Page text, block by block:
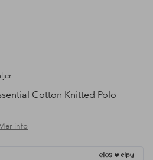
Cotton Knitted Polo
info